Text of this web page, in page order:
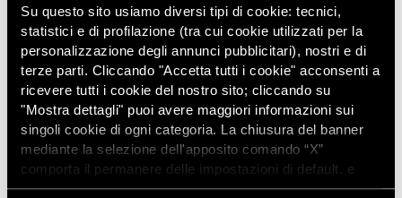
Su questo sito usiamo diversi tipi di cookie: tecnici,
statistici e di profilazione (tra cui cookie utilizzati per la
personalizzazione degli annunci pubblicitari), nostri e di
terze parti. Cliccando "Accetta tutti i cookie" acconsenti a
ricevere tutti i cookie del nostro sito; cliccando su
"Mostra dettagli" puoi avere maggiori informazioni sui
singoli cookie di ogni categoria. La chiusura del banner
mediante la selezione dell'apposito comando “X”
comporta il permanere delle impostazioni di default, e
dunque la continuazione della navigazione con i cookie
Telefono *
Cliccando sul bottone "SCARICA" confermo di aver letto
l'informativa privacydi Amnesty International - Sezione
italiana OdV.